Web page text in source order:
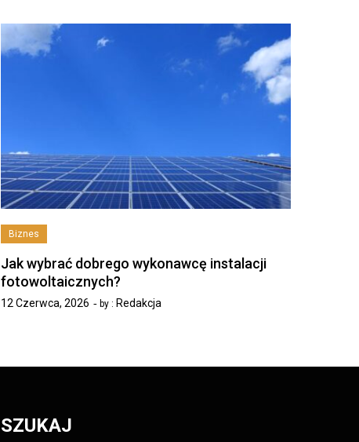
Biznes
Jak wybrać dobrego wykonawcę instalacji
fotowoltaicznych?
12 Czerwca, 2026 by : Redakcja
SZUKAJ